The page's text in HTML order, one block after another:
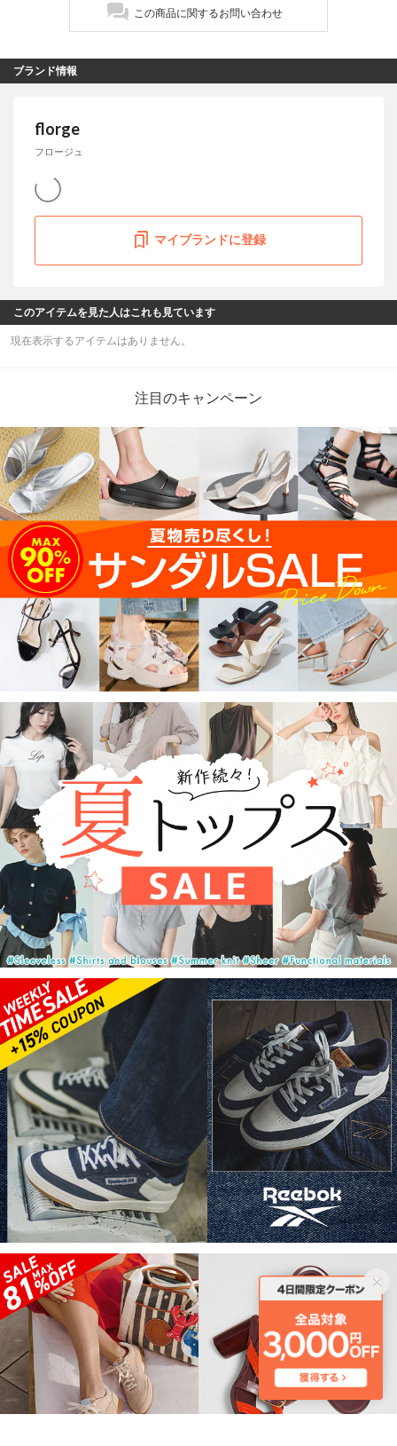
この商品に関するお問い合わせ
ブランド情報
florge
フロージュ
マイブランドに登録
このアイテムを見た人はこれも見ています
現在表示するアイテムはありません。
注目のキャンペーン